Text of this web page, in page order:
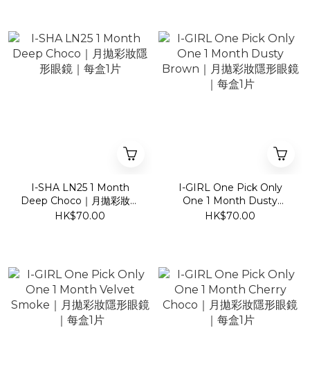
I-SHA LN25 1 Month
Deep Choco｜月拋彩妝隱
形眼鏡｜每盒1片
HK$70.00
I-GIRL One Pick Only
One 1 Month Dusty
Brown｜月拋彩妝隱形眼鏡
HK$70.00